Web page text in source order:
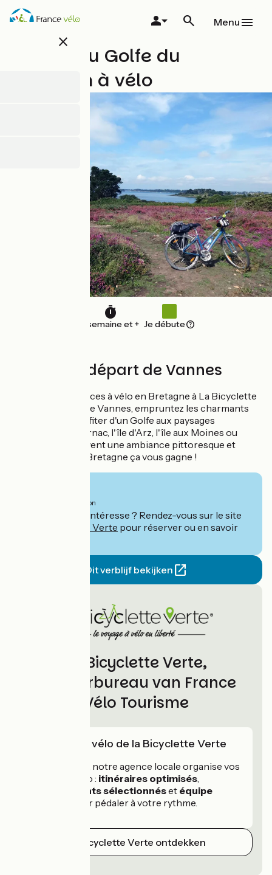
Overslaan
en
close
Menu
Le Tour du Golfe du
Morbihan à vélo
1 semaine et + Je débute
8 jours au départ de Vannes
Confiez vos vacances à vélo en Bretagne à La Bicyclette
Verte. Au départ de Vannes, empruntez les charmants
sentiers pour profiter d'un Golfe aux paysages
remarquables. Carnac, l'île d'Arz, l'île aux Moines ou
Auray vous réservent une ambiance pittoresque et
ressourçante. La Bretagne ça vous gagne !
per persoon
Ce séjour vous intéresse ? Rendez-vous sur le site
La Bicyclette Verte pour réserver ou en savoir
Dit verblijf bekijken
La Bicyclette Verte,
partnerbureau van France
Vélo Tourisme
L'expertise vélo de la Bicyclette Verte
, notre agence locale organise vos
voyages à vélo : itinéraires optimisés,
hébergements sélectionnéset équipe
pour pédaler à votre rythme.
La Bicyclette Verte ontdekken